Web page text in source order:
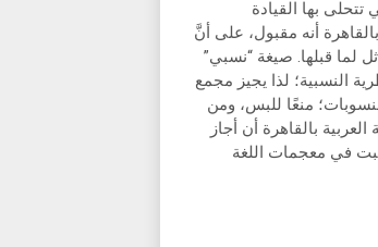
تتحلى بها القيادة
أنه مقبول، على أنَّ
لما قبلها. صيغة “نسبي”
النسبية؛ لذا يجيز مجمع
منعًا للبس، ومن
بالقاهرة أن أجاز
في معجمات اللغة